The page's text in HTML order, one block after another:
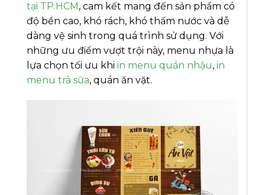
tại TP.HCM , cam kết mang đến sản phẩm có
độ bền cao, khó rách, khó thấm nước và dễ
dàng vệ sinh trong quá trình sử dụng. Với
những ưu điểm vượt trội này, menu nhựa là
lựa chọn tối ưu khi in menu quán nhậu, in
menu trà sữa, quán ăn vặt.